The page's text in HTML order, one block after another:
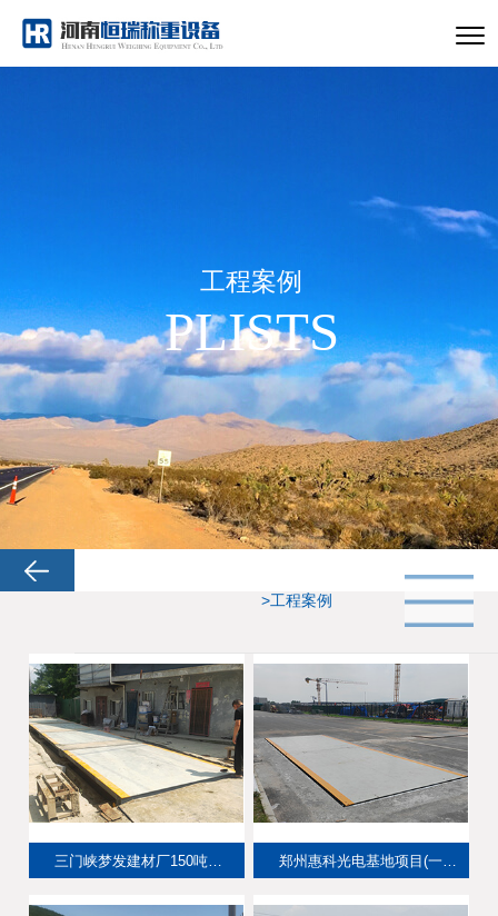
工程案例
PLISTS
>工程案例
三门峡梦发建材厂150吨地磅 郑州惠科光电基地项目(一期)100吨地磅